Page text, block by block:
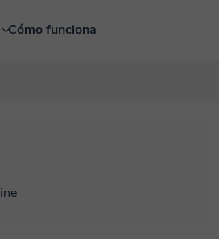
Cómo funciona